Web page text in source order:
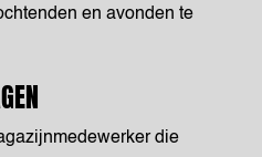
en avonden te
die